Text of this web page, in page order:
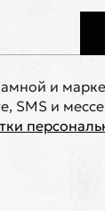
и
SMS и